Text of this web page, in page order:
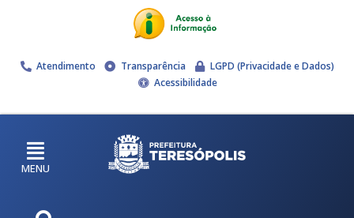
Atendimento Transparência
LGPD (Privacidade e Dados)
Acessibilidade
MENU